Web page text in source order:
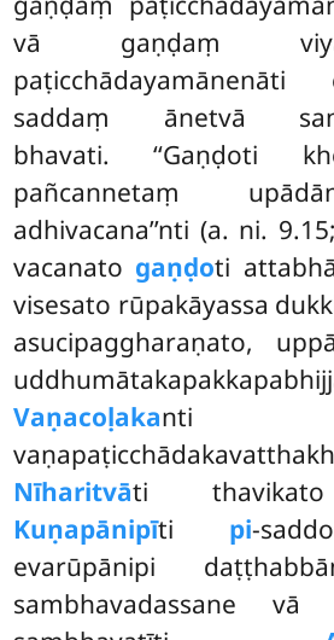
vā gaṇḍaṃ
saddaṃ ānetvā
bhavati. ‘‘Gaṇḍoti
pañcannetaṃ
adhivacana’’nti (a. ni.
vacanato gaṇḍoti
visesato rūpakāyassa
asucipaggharaṇato,
Vaṇacoḷakanti
Nīharitvāti thavikato
Kuṇapānipīti pi-
evarūpānipi
sambhavadassane